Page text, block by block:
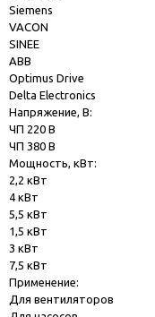
Siemens
VACON
SINEE
ABB
Optimus Drive
Delta Electronics
Напряжение, В:
ЧП 220 В
ЧП 380 В
Мощность, кВт:
2,2 кВт
4 кВт
5,5 кВт
1,5 кВт
3 кВт
7,5 кВт
Применение:
Для вентиляторов